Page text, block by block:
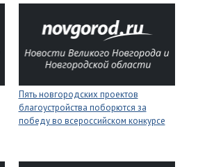
Пять новгородских проектов
благоустройства поборются за
победу во всероссийском конкурсе